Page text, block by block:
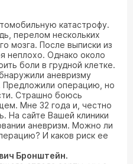
катастрофу.
перелом нескольких
мозга. После выписки из
неплохо. Однако около
боли в грудной клетке.
аневризму
Предложили операцию, но
Страшно боюсь
Мне 32 года и, честно
На сайте Вашей клиники
аневризм. Можно ли
И каков риск ее
Бронштейн.